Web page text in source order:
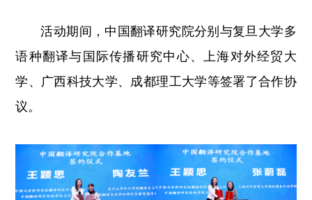
活动期间，中国翻译研究院分别与复旦大学多
语种翻译与国际传播研究中心、上海对外经贸大
学、广西科技大学、成都理工大学等签署了合作协
议。